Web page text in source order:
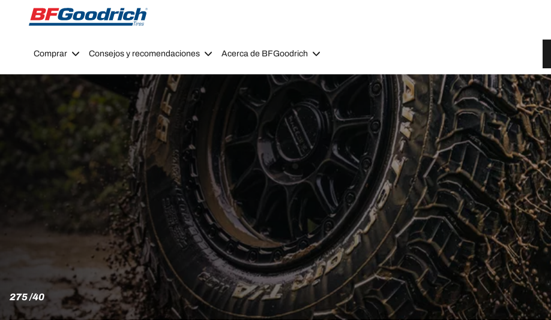
Go to page content
Go to page navigation
Comprar Consejos y recomendaciones Acerca de BFGoodrich
275 /40